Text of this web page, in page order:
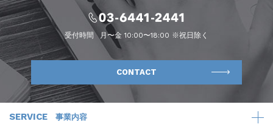
受付時間 月〜金 10:00〜18:00 ※祝日除く
CONTACT
SERVICE 事業内容